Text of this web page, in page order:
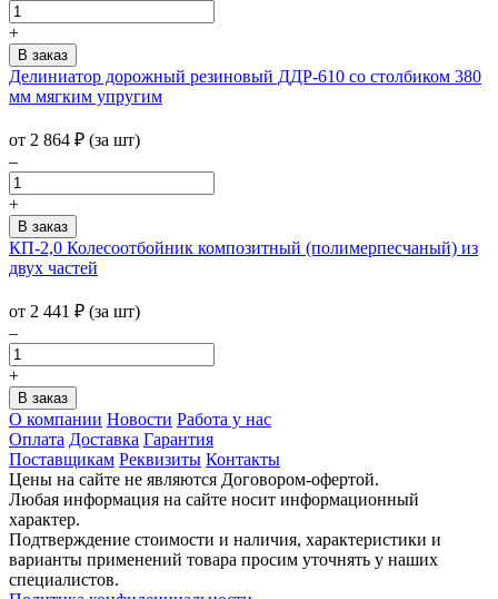
+
Делиниатор дорожный резиновый ДДР-610 со столбиком 380
мм мягким упругим
от 2 864 ₽ (за шт)
–
+
КП-2,0 Колесоотбойник композитный (полимерпесчаный) из
двух частей
от 2 441 ₽ (за шт)
–
+
О компании Новости Работа у нас
Оплата Доставка Гарантия
Поставщикам Реквизиты Контакты
Цены на сайте не являются Договором-офертой.
Любая информация на сайте носит информационный
характер.
Подтверждение стоимости и наличия, характеристики и
варианты применений товара просим уточнять у наших
специалистов.